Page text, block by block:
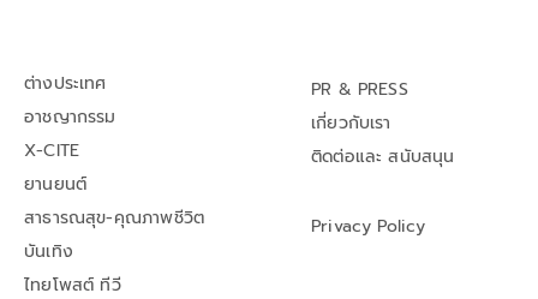
ต่างประเทศ
อาชญากรรม
X-CITE
ยานยนต์
สาธารณสุข-คุณภาพชีวิต
บันเทิง
ไทยโพสต์ ทีวี
PR & PRESS
เกี่ยวกับเรา
ติดต่อและ สนับสนุน
Privacy Policy